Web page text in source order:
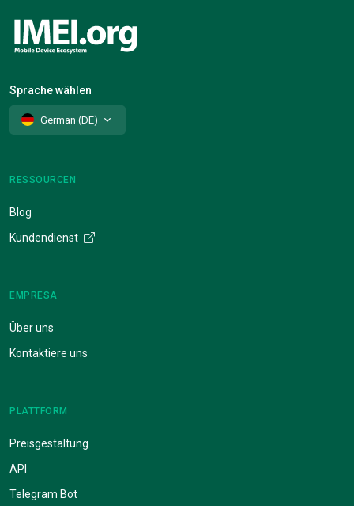
Sprache wählen
German (DE)
RESSOURCEN
Blog
Kundendienst
EMPRESA
Über uns
Kontaktiere uns
PLATTFORM
Preisgestaltung
API
Telegram Bot